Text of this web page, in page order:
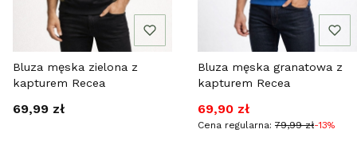
Bluza męska zielona z
kapturem Recea
Cena
69,99 zł
Bluza męska granatowa z
kapturem Recea
Cena promocyjna
69,90 zł
Cena regularna: 79,99 zł-13%